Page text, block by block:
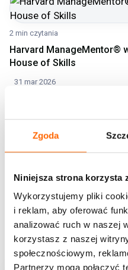
Zgoda
Niniejsza strona korzysta
Wykorzystujemy pliki
i reklam, aby oferować
analizować ruch w naszej
korzystasz z naszej
społecznościowym,
Partnerzy mogą połączyć
2 min czytania
Harvard ManageMentor®
House of Skills
31 mar 2026
Polecane
Dowiedz się, jak nasze
wpłynąć na jakość
Twojej organizacji
Pokaż więcej książek